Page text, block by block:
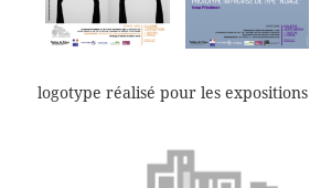
logotype réalisé pour les expositions